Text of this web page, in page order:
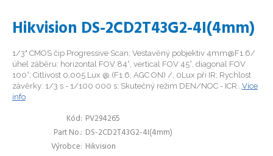
Hikvision DS-2CD2T43G2-4I(4mm)
1/3" CMOS čip Progressive Scan; Vestavěný pobjektiv 4mm@F1.6/
úhel záběru: horizontal FOV 84°, vertical FOV 45°, diagonal FOV
100°; Citlivost 0,005 Lux @ (F1.6, AGC ON) /, 0Lux při IR; Rychlost
závěrky: 1/3 s - 1/100 000 s; Skutečný režim DEN/NOC - ICR...Více
info
Kód PV294265
Part No. DS-2CD2T43G2-4I(4mm)
Výrobce Hikvision